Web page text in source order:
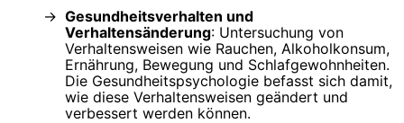
Gesundheitsverhalten und
Verhaltensänderung: Untersuchung von
Verhaltensweisen wie Rauchen, Alkoholkonsum,
Ernährung, Bewegung und Schlafgewohnheiten.
Die Gesundheitspsychologie befasst sich damit,
wie diese Verhaltensweisen geändert und
verbessert werden können.